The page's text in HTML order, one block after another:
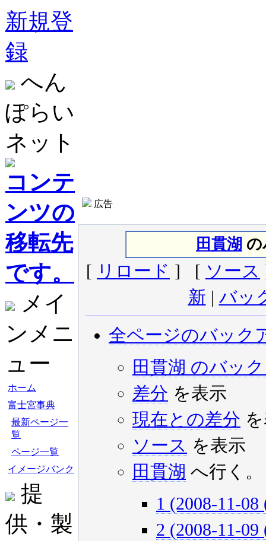
新規登
録
へん
ぽらい
ネット
コンテ
ンツの
移転先
です。
メイ
ンメニ
ュー
ホーム
富士宮事典
最新ページ一
覧
ページ一覧
イメージバンク
提
供・製
広告
田貫湖 の
[ リロード ] [ ソース
新 | バッ
全ページのバック
田貫湖 のバッ
差分 を表示
現在との差分
ソース を表示
田貫湖 へ行く。
1 (2008-11-
2 (2008-11-